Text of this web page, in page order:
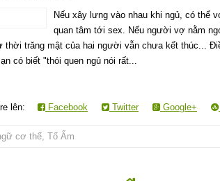
Nếu xây lưng vào nhau khi ngủ, có thể
quan tâm tới sex. Nếu người vợ nằm
thời trăng mật của hai người vẫn chưa kết thúc...
có biết "thói quen ngủ nói rất...
lên: Facebook Twitter Google+
cơ thể Tổ Ấm